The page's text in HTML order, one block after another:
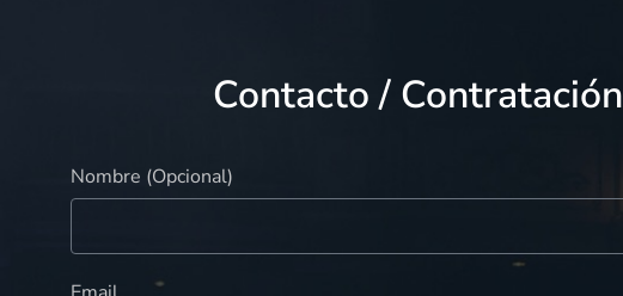
Contacto / Contratación
Nombre (Opcional)